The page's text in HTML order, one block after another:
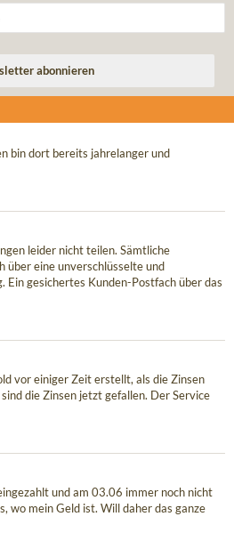
bin dort bereits jahrelanger und
leider nicht teilen. Sämtliche
über eine unverschlüsselte und
Ein gesichertes Kunden-Postfach über das
vor einiger Zeit erstellt, als die Zinsen
die Zinsen jetzt gefallen. Der Service
und am 03.06 immer noch nicht
wo mein Geld ist. Will daher das ganze